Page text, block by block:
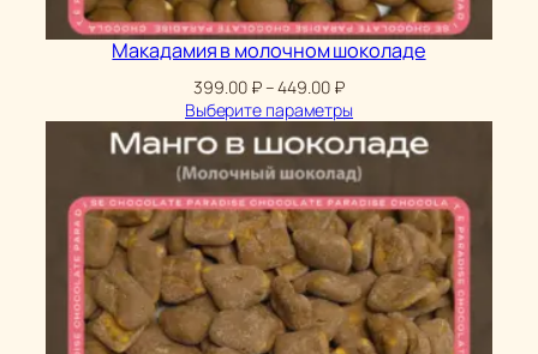
Макадамия в молочном шоколаде
399.00 ₽–449.00 ₽Диапазон
цен:
399.00 ₽
–
449.00 ₽
Выберите параметры